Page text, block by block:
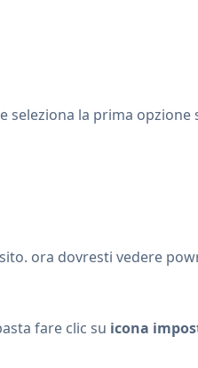
seleziona la prima opzione
ora dovresti vedere
fare clic su icona